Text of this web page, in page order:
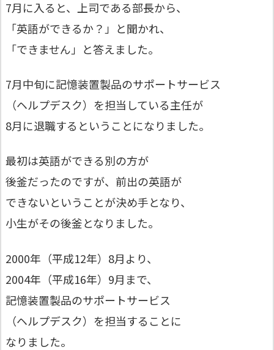
7月に入ると、上司である部長から、
「英語ができるか？」と聞かれ、
「できません」と答えました。
7月中旬に記憶装置製品のサポートサービス
（ヘルプデスク）を担当している主任が
8月に退職するということになりました。
最初は英語ができる別の方が
後釜だったのですが、前出の英語が
できないということが決め手となり、
小生がその後釜となりました。
2000年（平成12年）8月より、
2004年（平成16年）9月まで、
記憶装置製品のサポートサービス
（ヘルプデスク）を担当することに
なりました。